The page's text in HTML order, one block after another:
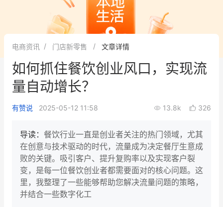
新零售最佳实践
面对面聊增长
新零售大会
增长产品指南
智库 产品场景库
产品更新动态
电商资讯 门店新零售 文章详情
如何抓住餐饮创业风口，实现流
量自动增长？
有赞说 2025-05-12 11:58 13.8k 326
导读： 餐饮行业一直是创业者关注的热门领域，尤其
在创意与技术驱动的时代，流量成为决定餐厅生意成
败的关键。吸引客户、提升复购率以及实现客户裂
变，是每一位餐饮创业者都需要面对的核心问题。这
里，我整理了一些能够帮助您解决流量问题的策略，
并结合一些数字化工